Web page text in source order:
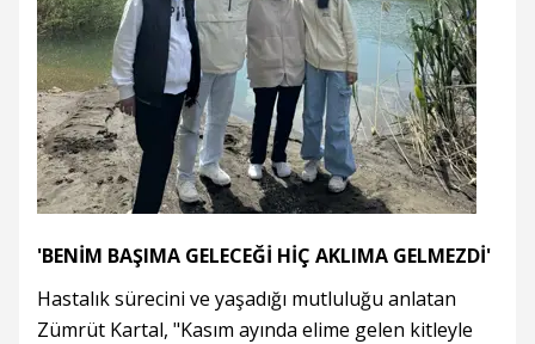
'BENİM BAŞIMA GELECEĞİ HİÇ AKLIMA GELMEZDİ'
Hastalık sürecini ve yaşadığı mutluluğu anlatan
Zümrüt Kartal, "Kasım ayında elime gelen kitleyle